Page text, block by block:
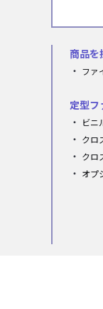
商品を
ファ
定型フ
ビニ
クロ
クロ
オプ